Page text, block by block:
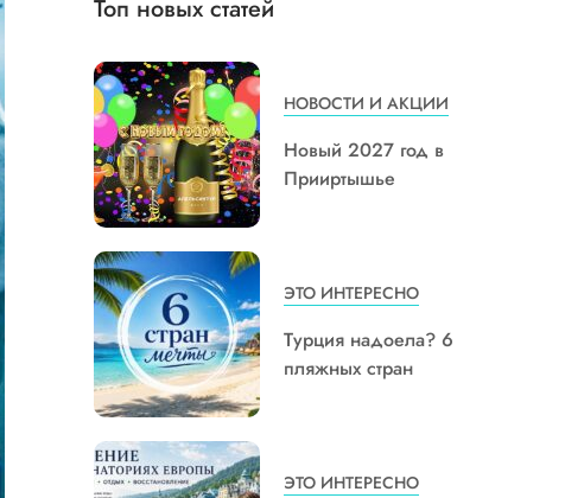
Топ новых статей
НОВОСТИ И АКЦИИ
Новый 2027 год в
Прииртышье
ЭТО ИНТЕРЕСНО
Турция надоела? 6
пляжных стран
ЭТО ИНТЕРЕСНО